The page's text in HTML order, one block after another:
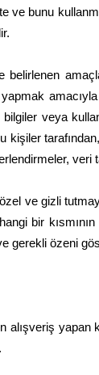
ve bunu
belirlenen
veya
kişiler
veri
ve gizli
bir
gerekli özeni
alışveriş